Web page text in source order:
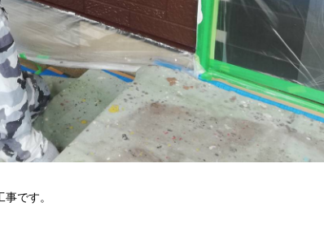
です。